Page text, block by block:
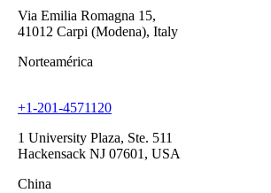
Via Emilia Romagna 15,
41012 Carpi (Modena), Italy
Norteamérica
+1-201-4571120
1 University Plaza, Ste. 511
Hackensack NJ 07601, USA
China